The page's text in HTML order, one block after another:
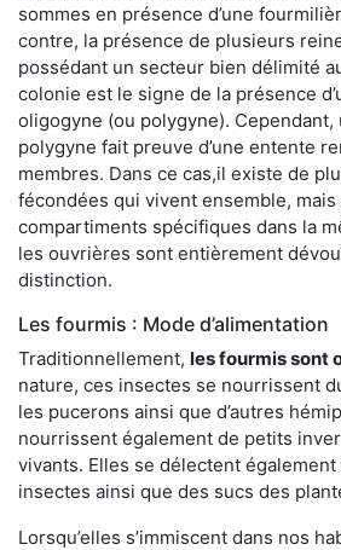
sommes en présence d’une
contre, la présence de plusieurs
possédant un secteur bien délimité
colonie est le signe de la présence
oligogyne (ou polygyne).
polygyne fait preuve d’une entente
membres. Dans ce cas,il existe de
fécondées qui vivent ensemble, mais
compartiments spécifiques dans la
les ouvrières sont entièrement
distinction.
Les fourmis : Mode d’alimentation
Traditionnellement, les fourmis sont
nature, ces insectes se nourrissent
les pucerons ainsi que d’autres
nourrissent également de petits
vivants. Elles se délectent
insectes ainsi que des sucs des
Lorsqu’elles s’immiscent dans nos